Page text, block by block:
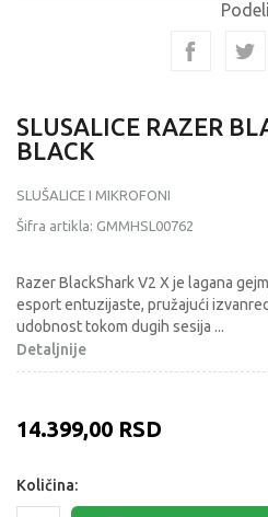
Podeli
SLUSALICE RAZER
BLACK
SLUŠALICE I MIKROFONI
Šifra artikla: GMMHSL00762
Razer BlackShark V2 X je lagana
esport entuzijaste, pružajući
udobnost tokom dugih sesija ...
Detaljnije
14.399,00 RSD
Količina: